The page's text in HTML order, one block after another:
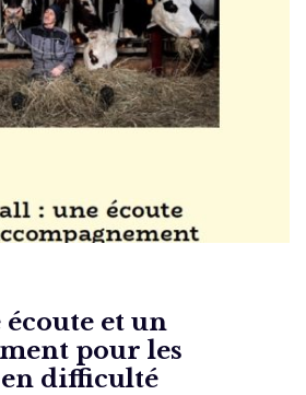
et un
pour les
difficulté